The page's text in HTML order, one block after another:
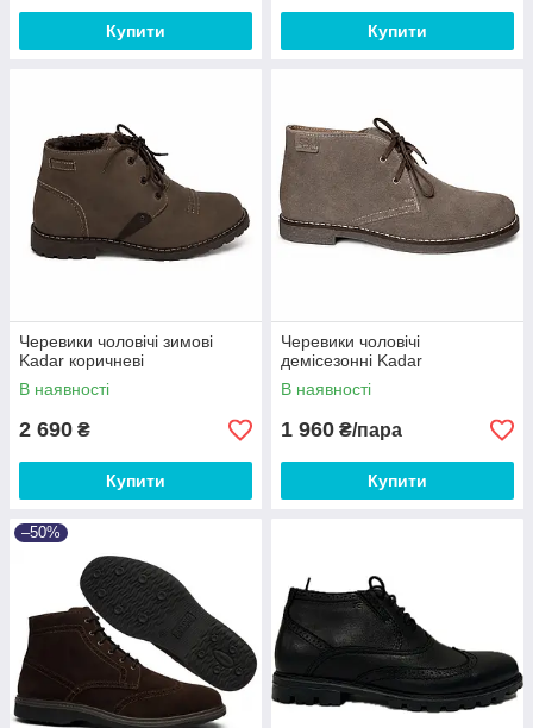
Купити Купити
Черевики чоловічі зимові
Kadar коричневі
В наявності
2 690 ₴
Купити
Черевики чоловічі
демісезонні Kadar
В наявності
1 960 ₴/пара
Купити
–50%